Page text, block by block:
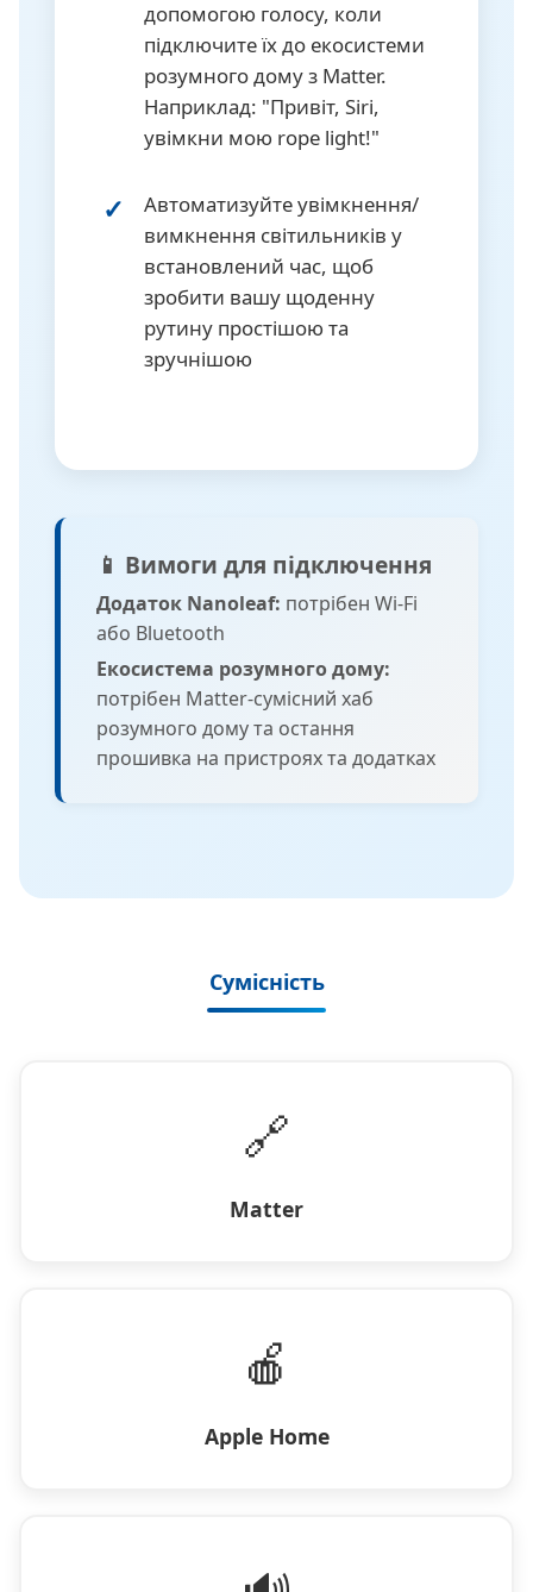
допомогою голосу, коли
підключите їх до екосистеми
розумного дому з Matter.
Наприклад: "Привіт, Siri,
увімкни мою rope light!"
Автоматизуйте увімкнення/
вимкнення світильників у
встановлений час, щоб
зробити вашу щоденну
рутину простішою та
зручнішою
📱 Вимоги для підключення
Додаток Nanoleaf: потрібен Wi-Fi
або Bluetooth
Екосистема розумного дому:
потрібен Matter-сумісний хаб
розумного дому та остання
прошивка на пристроях та додатках
Сумісність
🔗
Matter
🍎
Apple Home